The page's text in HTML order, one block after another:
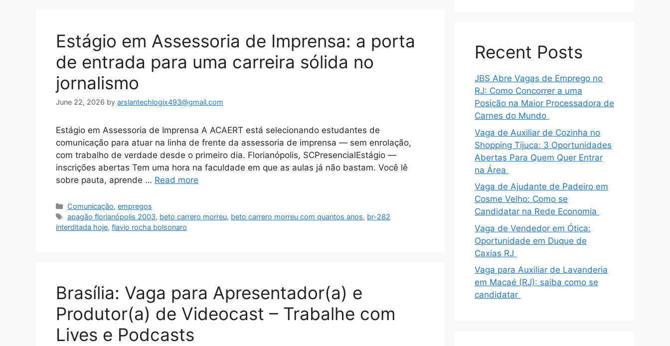
Estágio em Assessoria de Imprensa: a porta
de entrada para uma carreira sólida no
jornalismo
June 22, 2026 by arslantechlogix493@gmail.com
Estágio em Assessoria de Imprensa A ACAERT está selecionando estudantes de
comunicação para atuar na linha de frente da assessoria de imprensa — sem enrolação,
com trabalho de verdade desde o primeiro dia. Florianópolis, SCPresencialEstágio —
inscrições abertas Tem uma hora na faculdade em que as aulas já não bastam. Você lê
sobre pauta, aprende … Read more
Categories
Comunicação,empregos
Tags
apagão florianópolis 2003, beto carrero morreu, beto carrero morreu com quantos anos, br-282
interditada hoje, flavio rocha bolsonaro
Brasília: Vaga para Apresentador(a) e
Produtor(a) de Videocast – Trabalhe com
Lives e Podcasts
Recent Posts
JBS Abre Vagas de Emprego no
RJ: Como Concorrer a uma
Posição na Maior Processadora de
Carnes do Mundo
Vaga de Auxiliar de Cozinha no
Shopping Tijuca: 3 Oportunidades
Abertas Para Quem Quer Entrar
na Área
Vaga de Ajudante de Padeiro em
Cosme Velho: Como se
Candidatar na Rede Economia
Vaga de Vendedor em Ótica:
Oportunidade em Duque de
Caxias RJ
Vaga para Auxiliar de Lavanderia
em Macaé (RJ): saiba como se
candidatar